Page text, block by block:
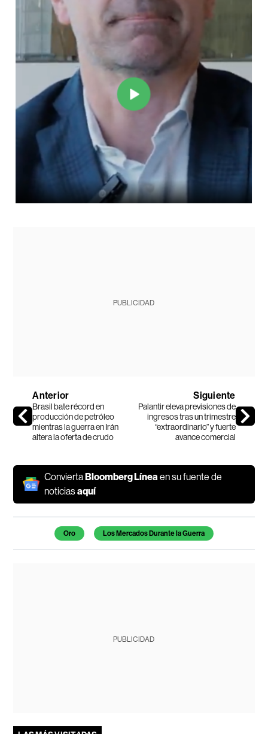
PUBLICIDAD
Anterior
Brasil bate récord en
producción de petróleo
mientras la guerra en Irán
altera la oferta de crudo
Siguiente
Palantir eleva previsiones de
ingresos tras un trimestre
“extraordinario” y fuerte
avance comercial
ConviertaBloomberg Línea en su fuente de
noticiasaquí
Temas de este artículo
Oro Los Mercados Durante la Guerra
PUBLICIDAD